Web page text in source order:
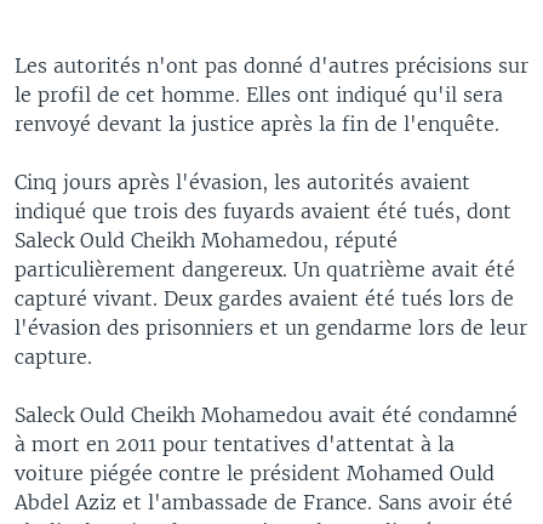
Les autorités n'ont pas donné d'autres précisions sur
le profil de cet homme. Elles ont indiqué qu'il sera
renvoyé devant la justice après la fin de l'enquête.
Cinq jours après l'évasion, les autorités avaient
indiqué que trois des fuyards avaient été tués, dont
Saleck Ould Cheikh Mohamedou, réputé
particulièrement dangereux. Un quatrième avait été
capturé vivant. Deux gardes avaient été tués lors de
l'évasion des prisonniers et un gendarme lors de leur
capture.
Saleck Ould Cheikh Mohamedou avait été condamné
à mort en 2011 pour tentatives d'attentat à la
voiture piégée contre le président Mohamed Ould
Abdel Aziz et l'ambassade de France. Sans avoir été